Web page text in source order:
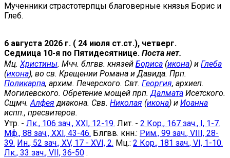
Мученники страстотерпцы благоверные князья Борис и
Глеб.
6 августа 2026 г. ( 24 июля ст.ст.), четверг.
Седмица 10-я по Пятидесятнице. Поста нет.
Мц. Христины. Мчч. блгвв. князей Бориса (икона) и Глеба
(икона), во св. Крещении Романа и Давида. Прп.
Поликарпа, архим. Печерского. Свт. Георгия, архиеп.
Могилевского. Обретение мощей прп. Далмата Исетского.
Сщмч. Алфея диакона. Свв. Николая (икона) и Иоанна
испп., пресвитеров.
Утр. - Лк., 106 зач., XXI, 12-19. Лит. - 2 Кор., 167 зач., I, 1-7.
Мф., 88 зач., XXI, 43-46. Блгвв. кнн.: Рим., 99 зач., VIII, 28-
39. Ин., 52 зач., XV, 17 - XVI, 2. Мц.: 2 Кор., 181 зач., VI, 1-10.
Лк., 33 зач., VII, 36-50 .